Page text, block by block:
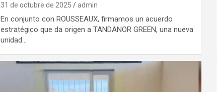
31 de octubre de 2025 admin
En conjunto con ROUSSEAUX, firmamos un acuerdo
estratégico que da origen a TANDANOR GREEN, una nueva
unidad…